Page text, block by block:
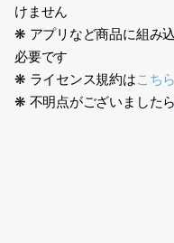
けません
❋ アプリなど商品に組み
必要です
❋ ライセンス規約はこちら
❋ 不明点がございましたら